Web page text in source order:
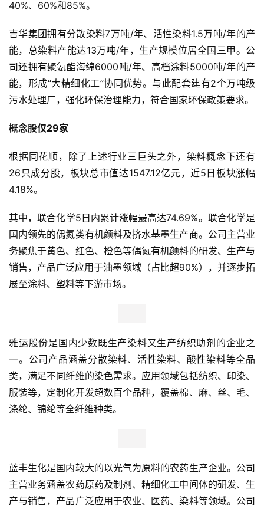
页
新
商
业
察
新
科
技
投
融
资
人
车
&
出
行
资
讯
40%、60%和85%。
吉华集团拥有分散染料7万吨/年、活性染料1.5万吨/年的产
能，总染料产能达13万吨/年，生产规模位居全国三甲。公
司还拥有聚氨酯海绵6000吨/年、高档涂料5000吨/年的产
能，形成“大精细化工”协同优势。与此配套建有2个万吨级
污水处理厂，强化环保治理能力，符合国家环保政策要求。
概念股仅29家
根据同花顺，除了上述行业三巨头之外，染料概念下还有
26只成分股，板块总市值达1547.12亿元，近5日板块涨幅
4.18%。
其中，联合化学5日内累计涨幅最高达74.69%。联合化学是
国内领先的偶氮类有机颜料及挤水基墨生产商。公司主营业
务聚焦于黄色、红色、橙色等偶氮有机颜料的研发、生产与
销售，产品广泛应用于油墨领域（占比超90%），并逐步拓
展至涂料、塑料等下游市场。
雅运股份是国内少数既生产染料又生产纺织助剂的企业之
一。公司产品涵盖分散染料、活性染料、酸性染料等全品
类，满足不同纤维的染色需求。应用领域包括纺织、印染、
服装等，定制化开发超数百个品种，覆盖棉、麻、丝、毛、
涤纶、锦纶等全纤维种类。
蓝丰生化是国内较大的以光气为原料的农药生产企业。公司
主营业务涵盖农药原药及制剂、精细化工中间体的研发、生
产与销售，产品广泛应用于农业、医药、染料等领域。公司